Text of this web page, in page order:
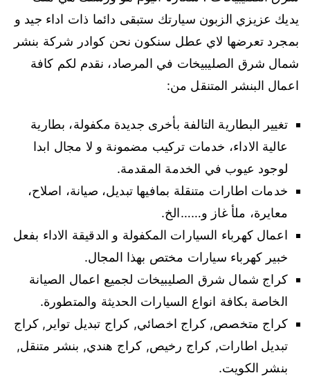
يديك عزيزي الزبون سيارتك ستبقى دائما ذات اداء جيد و
بمجرد تعرضها لاي عطل سنكون نحن كوادر شركة بنشر
شمال شرق الصليبيخات في المرصاد، نقدم لكم كافة
اعمال البنشر المتنقل من:
تغيير البطارية التالفة بأخرى جديدة مكفولة، بطارية
عالية الاداء، خدمات تركيب مضمونة و لا مجال ابدا
لوجود عيوب في الخدمة المقدمة.
خدمات اطارات متنقلة بمافيها تبديل، صيانة، اصلاح،
معايرة، ملأ غاز و……الخ.
اعمال كهرباء السيارات المكفولة و الدقيقة الاداء بفعل
خبير كهرباء سيارات مختص بهذا المجال.
كراج شمال شرق الصليبيخات لجميع اعمال الصيانة
الخاصة بكافة انواع السيارات الحديثة والمتطورة.
كراج متخصص, كراج اخصائي, كراج تبديل تواير, كراج
تبديل اطارات, كراج رخيص, كراج هندي, بنشر متنقل,
بنشر الكويت.